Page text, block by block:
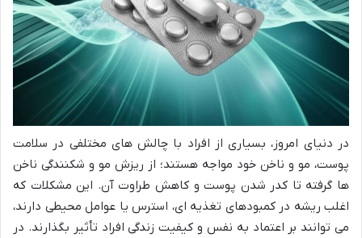
در دنیای امروز، بسیاری از افراد با چالش های مختلفی در سلامت
پوست، مو و ناخن خود مواجه هستند؛ از ریزش مو و شکنندگی ناخن
ها گرفته تا کدر شدن پوست و کاهش طراوت آن. این مشکلات که
اغلب ریشه در کمبودهای تغذیه ای، استرس یا عوامل محیطی دارند،
می توانند بر اعتماد به نفس و کیفیت زندگی افراد تأثیر بگذارند. در